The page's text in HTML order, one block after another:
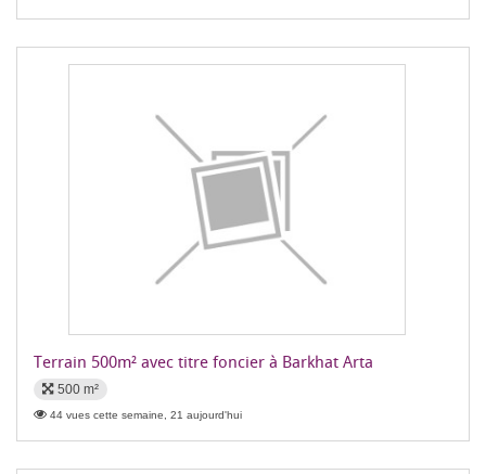
Terrain 500m² avec titre foncier à Barkhat Arta
500 m²
44 vues cette semaine, 21 aujourd'hui